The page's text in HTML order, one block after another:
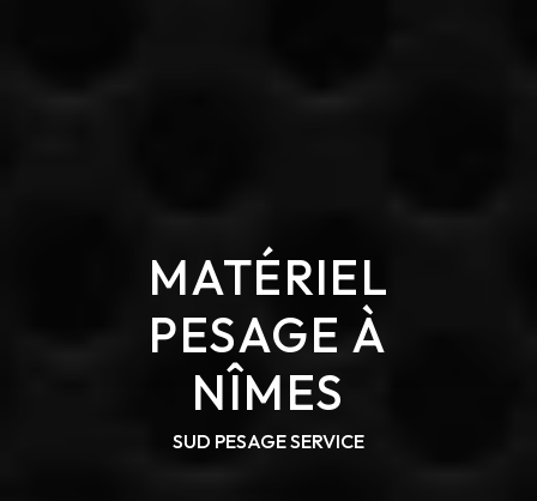
MATÉRIEL
PESAGE À
NÎMES
SUD PESAGE SERVICE